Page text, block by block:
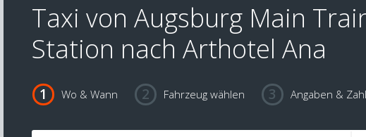
Taxi von Augsburg Main
Station nach Arthotel Ana
Wo & Wann Fahrzeug wählen Angaben &